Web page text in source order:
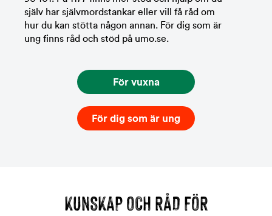
själv har självmordstankar eller vill få råd om
hur du kan stötta någon annan. För dig som är
ung finns råd och stöd på umo.se.
För vuxna
För dig som är ung
KUNSKAP OCH RÅD FÖR